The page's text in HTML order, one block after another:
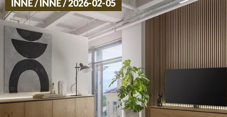
INNE / INNE / 2026-02-05